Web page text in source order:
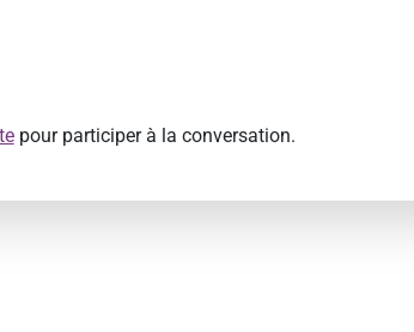
pour participer à la conversation.